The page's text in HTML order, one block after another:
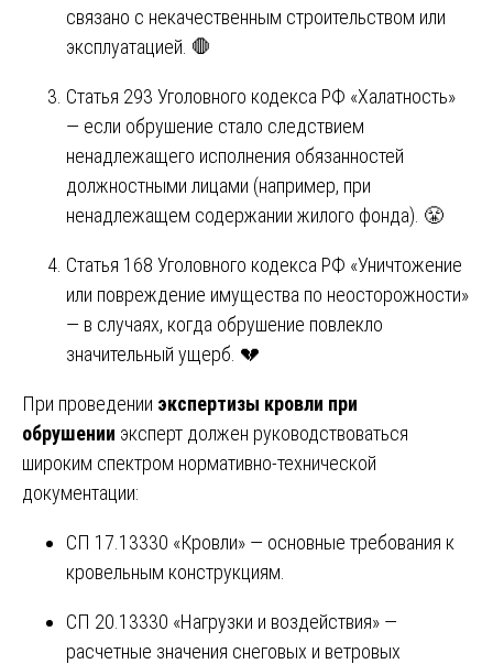
связано с некачественным строительством или
эксплуатацией. 🛑
Статья 293 Уголовного кодекса РФ «Халатность»
— если обрушение стало следствием
ненадлежащего исполнения обязанностей
должностными лицами (например, при
ненадлежащем содержании жилого фонда). 😤
Статья 168 Уголовного кодекса РФ «Уничтожение
или повреждение имущества по неосторожности»
— в случаях, когда обрушение повлекло
значительный ущерб. 💔
При проведении экспертизы кровли при
обрушении эксперт должен руководствоваться
широким спектром нормативно-технической
документации:
СП 17.13330 «Кровли» — основные требования к
кровельным конструкциям.
СП 20.13330 «Нагрузки и воздействия» —
расчетные значения снеговых и ветровых